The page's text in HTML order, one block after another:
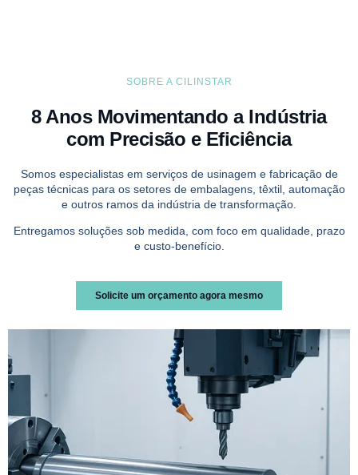
SOBRE A CILINSTAR
8 Anos Movimentando a Indústria
com Precisão e Eficiência
Somos especialistas em serviços de usinagem e fabricação de
peças técnicas para os setores de embalagens, têxtil, automação
e outros ramos da indústria de transformação.
Entregamos soluções sob medida, com foco em qualidade, prazo
e custo-benefício.
Solicite um orçamento agora mesmo